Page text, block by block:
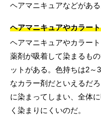
ヘアマニキュアなどがある
ヘアマニキュアやカラー
ヘアマニキュアやカラー
薬剤が吸着して染まるも
ットがある。色持ちは2～
なカラー剤だといえるだ
に染まってしまい、全体
く染まりにくいのだ。